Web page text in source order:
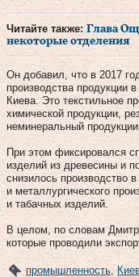
Читайте также: Глава
некоторые отделения
Он добавил, что в 2017
производства продукции
Киева. Это текстильное
химической продукции,
неминеральный продукции.
При этом фиксировался
изделий из древесины и
снизилось производство
и металлургического
и табачных изделий.
В целом, по словам
которые проводили
промышленность